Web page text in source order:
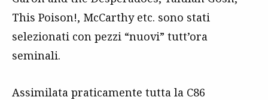
This Poison!, McCarthy etc. sono stati
selezionati con pezzi “nuovi” tutt’ora
seminali.
Assimilata praticamente tutta la C86